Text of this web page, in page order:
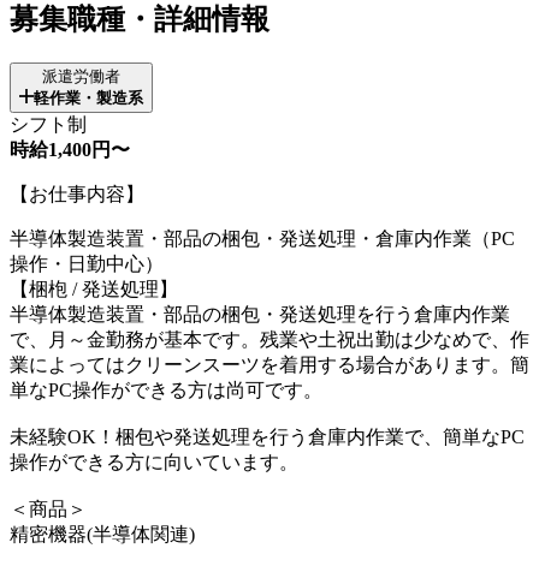
募集職種・詳細情報
派遣労働者
軽作業・製造系
シフト制
時給1,400円〜
【お仕事内容】
半導体製造装置・部品の梱包・発送処理・倉庫内作業（PC
操作・日勤中心）
【梱枹 / 発送処理】
半導体製造装置・部品の梱包・発送処理を行う倉庫内作業
で、月～金勤務が基本です。残業や土祝出勤は少なめで、作
業によってはクリーンスーツを着用する場合があります。簡
単なPC操作ができる方は尚可です。
未経験OK！梱包や発送処理を行う倉庫内作業で、簡単なPC
操作ができる方に向いています。
＜商品＞
精密機器(半導体関連)